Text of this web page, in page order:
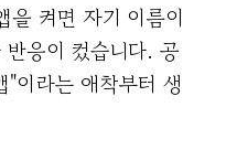
을 켜면 자기 이름이
응이 컸습니다. 공
"이라는 애착부터 생